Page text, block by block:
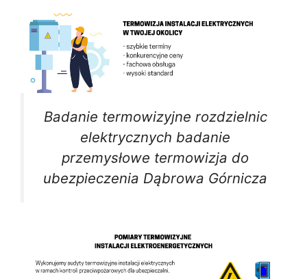
Badanie termowizyjne rozdzielnic
elektrycznych badanie
przemysłowe termowizja do
ubezpieczenia Dąbrowa Górnicza